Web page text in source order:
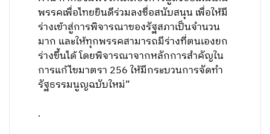
พรรคเพื่อไทยยินดีร่วมลงชื่อสนับสนุน เพื่อให้มี
ร่างเข้าสู่การพิจารณาของรัฐสภาเป็นจำนวน
มาก และให้ทุกพรรคสามารถมีร่างที่ตนเองยก
ร่างขึ้นได้ โดยพิจารณาจากหลักการสำคัญใน
การแก้ไขมาตรา 256 ให้มีกระบวนการจัดทำ
รัฐธรรมนูญฉบับใหม่”
.